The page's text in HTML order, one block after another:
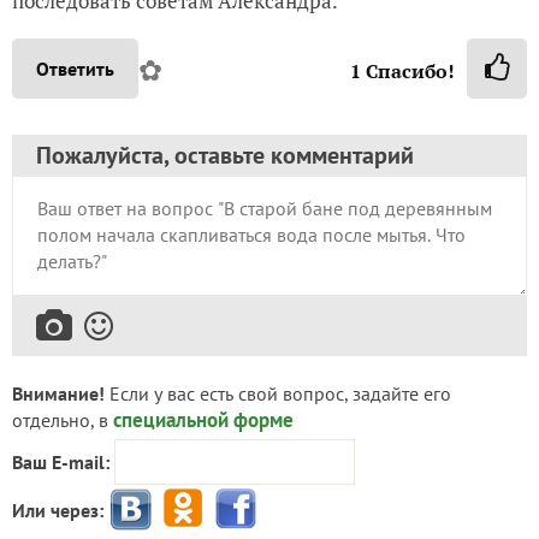
Ответить ✿ 1 Спасибо!
Пожалуйста, оставьте комментарий
Внимание! Если у вас есть свой вопрос, задайте его
отдельно, в специальной форме
Ваш E-mail:
Или через: